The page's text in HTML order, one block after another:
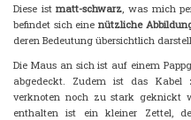
Diese istmatt-schwarz, was mich
befindet sich einenützliche
deren Bedeutung übersichtlich
Die Maus an sich ist auf einem
abgedeckt. Zudem ist das Kabel
verknoten noch zu stark geknickt
enthalten ist ein kleiner Zettel,